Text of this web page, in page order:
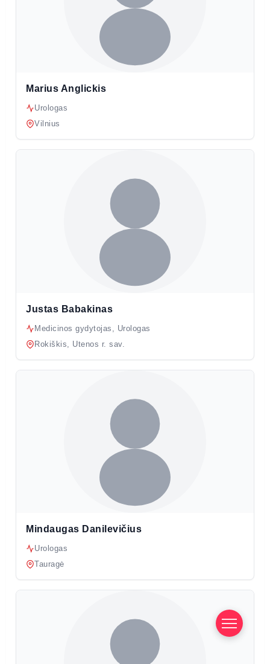
Marius Anglickis
Urologas
Vilnius
Justas Babakinas
Medicinos gydytojas, Urologas
Rokiškis, Utenos r. sav.
Mindaugas Danilevičius
Urologas
Tauragė